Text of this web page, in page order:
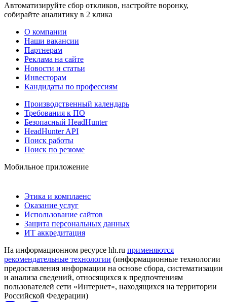
Автоматизируйте сбор откликов, настройте воронку,
собирайте аналитику в 2 клика
О компании
Наши вакансии
Партнерам
Реклама на сайте
Новости и статьи
Инвесторам
Кандидаты по профессиям
Производственный календарь
Требования к ПО
Безопасный HeadHunter
HeadHunter API
Поиск работы
Поиск по резюме
Мобильное приложение
Этика и комплаенс
Оказание услуг
Использование сайтов
Защита персональных данных
ИТ аккредитация
На информационном ресурсе hh.ru применяются
рекомендательные технологии (информационные технологии
предоставления информации на основе сбора, систематизации
и анализа сведений, относящихся к предпочтениям
пользователей сети «Интернет», находящихся на территории
Российской Федерации)